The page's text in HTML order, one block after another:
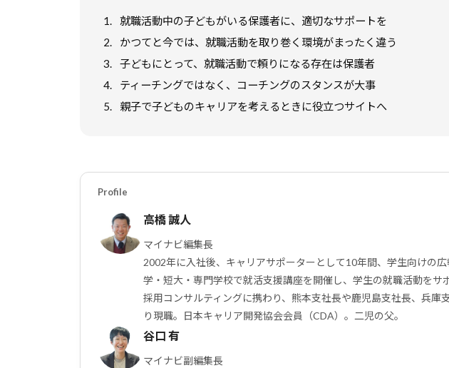
k
k
1.
就職活動中の子どもがいる保護者に、適切なサポートを
2.
かつてと今では、就職活動を取り巻く環境がまったく違う
3.
子どもにとって、就職活動で頼りになる存在は保護者
4.
ティーチングではなく、コーチングのスタンスが大事
5.
親子で子どものキャリアを考えるときに役立つサイトへ
Profile
高橋 誠人
マイナビ編集長
2002年に入社後、キャリアサポーターとして10年間、学生向けの
学・短大・専門学校で就活支援講座を開催し、学生の就職活動をサ
採用コンサルティングに携わり、熊本支社長や鹿児島支社長、兵庫
り現職。日本キャリア開発協会会員（CDA）。二児の父。
谷口 有
マイナビ副編集長